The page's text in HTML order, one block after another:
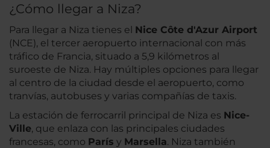
¿Cómo llegar a Niza?
Para llegar a Niza tienes el Nice Côte d'Azur Airport
(NCE), el tercer aeropuerto internacional con más
tráfico de Francia, situado a 5,9 kilómetros al
suroeste de Niza. Hay múltiples opciones para llegar
al centro de la ciudad desde el aeropuerto, como
tranvías, autobuses y varias compañías de taxis.
La estación de ferrocarril principal de Niza es Nice-
Ville, que enlaza con las principales ciudades
francesas, como París y Marsella. Niza también